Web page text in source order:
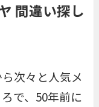
間違い探し
次々と人気メ
で、50年前に